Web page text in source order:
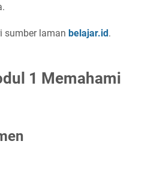
sumber laman belajar.id.
1 Memahami